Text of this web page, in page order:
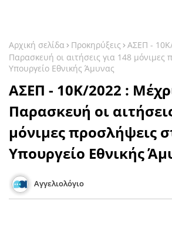
Αρχική σελίδα Προκηρύξεις
ΑΣΕΠ -
Παρασκευή οι αιτήσεις για 148 μόνιμες
Υπουργείο Εθνικής Άμυνας
ΑΣΕΠ - 10Κ/2022 :
Παρασκευή οι
μόνιμες προσλήψεις
Υπουργείο Εθνικής
Αγγελιολόγιο